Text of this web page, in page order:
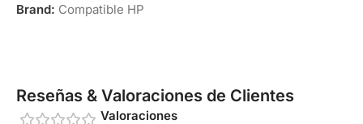
Brand: Compatible HP
Reseñas & Valoraciones de Clientes
Valoraciones